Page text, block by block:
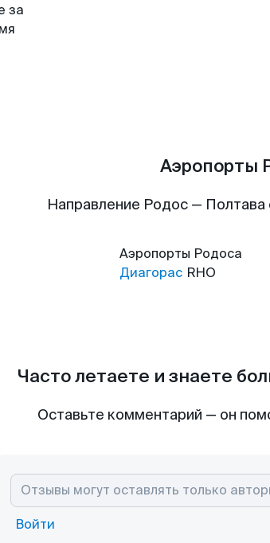
за
Аэропорты
Направление Родос —
Аэропорты Родоса
Диагорас RHO
Часто летаете и знаете
Оставьте комментарий — он
Войти